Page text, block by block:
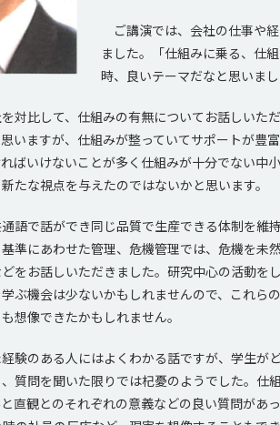
ご講演では、会社の仕事や
ました。「仕組みに乗る、仕
時、良いテーマだなと思いまし
対比して、仕組みの有無についてお話しいた
いますが、仕組みが整っていてサポートが豊
ばいけないことが多く仕組みが十分でない中
たな視点を与えたのではないかと思います。
語で話ができ同じ品質で生産できる体制を維
準にあわせた管理、危機管理では、危機を未
をお話しいただきました。研究中心の活動を
ぶ機会は少ないかもしれませんので、これら
想像できたかもしれません。
験のある人にはよくわかる話ですが、学生が
質問を聞いた限りでは杞憂のようでした。仕
直観とのそれぞれの意義などの良い質問があ